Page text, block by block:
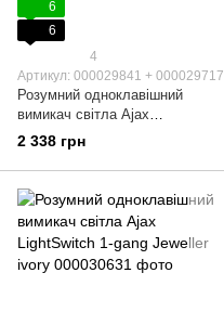
6
6
4
Артикул: 000029841 + 000029717
Розумний одноклавішний
вимикач світла Ajax
LightSwitch 1-gang Jeweller
olive 000029841
2 338 грн